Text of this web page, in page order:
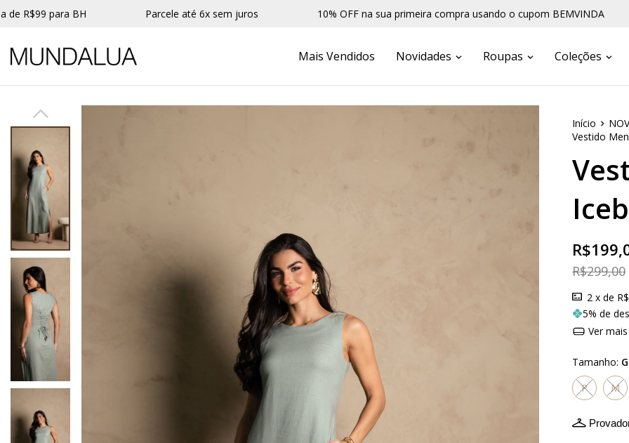
para BH Parcele até 6x sem juros 10% OFF na sua primeira compra usando o cupom BEMVINDA
Mais Vendidos Novidades Roupas Coleções
Início
Vestido
R$299,00
2 x de
5% de
Ver
Tamanho:
P
M